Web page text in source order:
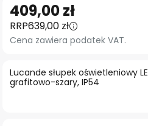
na
początek
galerii
Lucande słupek oświetleniowy
grafitowo-szary, IP54
409,00 zł
RRP639,00 zł
Cena zawiera podatek VAT.